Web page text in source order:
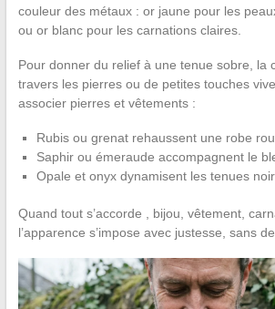
couleur des métaux : or jaune pour les
ou or blanc pour les carnations claires.
Pour donner du relief à une tenue sobre, la
travers les pierres ou de petites touches
associer pierres et vêtements :
Rubis ou grenat rehaussent une robe
Saphir ou émeraude accompagnent le
Opale et onyx dynamisent les tenues
Quand tout s’accorde , bijou, vêtement,
l’apparence s’impose avec justesse, sans